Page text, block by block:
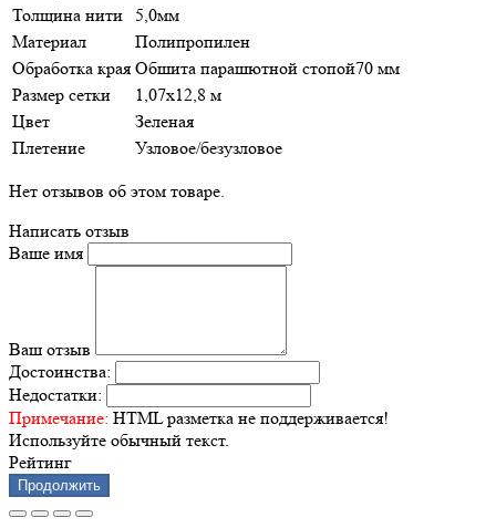
Толщина нити
5,0мм
Материал
Полипропилен
Обработка края Обшита парашютной стопой70 мм
Размер сетки
1,07х12,8 м
Цвет
Зеленая
Плетение
Узловое/безузловое
Нет отзывов об этом товаре.
Написать отзыв
Ваше имя
Ваш отзыв
Достоинства:
Недостатки:
Примечание: HTML разметка не поддерживается!
Используйте обычный текст.
Рейтинг
Продолжить